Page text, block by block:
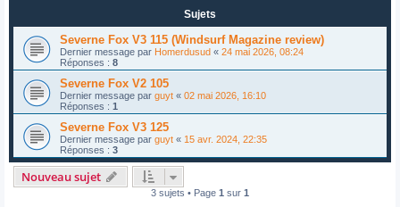
Sujets
Severne Fox V3 115 (Windsurf Magazine review)
Dernier message par Homerdusud « 24 mai 2026, 08:24
Réponses : 8
Severne Fox V2 105
Dernier message par guyt « 02 mai 2026, 16:10
Réponses : 1
Severne Fox V3 125
Dernier message par guyt « 15 avr. 2024, 22:35
Réponses : 3
Nouveau sujet
3 sujets • Page 1 sur 1